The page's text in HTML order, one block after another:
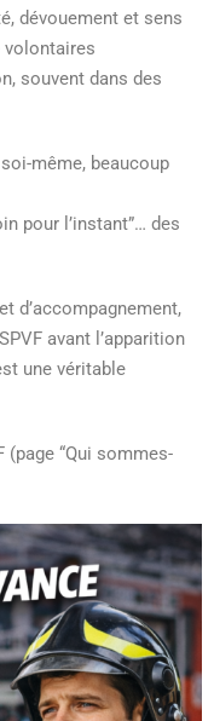
dévouement et sens
volontaires
souvent dans des
même, beaucoup
pour l’instant”… des
d’accompagnement,
avant l’apparition
une véritable
(page “Qui sommes-